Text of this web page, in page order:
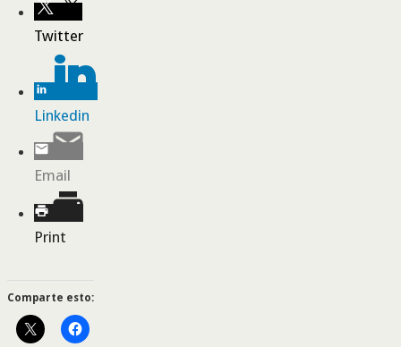
Twitter
Linkedin
Email
Print
Comparte esto: